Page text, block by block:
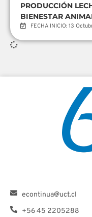
PRODUCCIÓN
BIENESTAR
FECHA INICIO: 13
econtinua@uct.cl
+56 45 2205288